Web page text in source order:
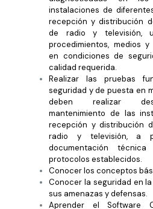
instalaciones de
recepción y distribución
de radio y televisión,
procedimientos, medios y
en condiciones de
calidad requerida.
Realizar las pruebas
seguridad y de puesta en
deben realizar
mantenimiento de las
recepción y distribución
radio y televisión, a
documentación
protocolos establecidos.
Conocer los conceptos
Conocer la seguridad en
sus amenazas y defensas.
Aprender el Software